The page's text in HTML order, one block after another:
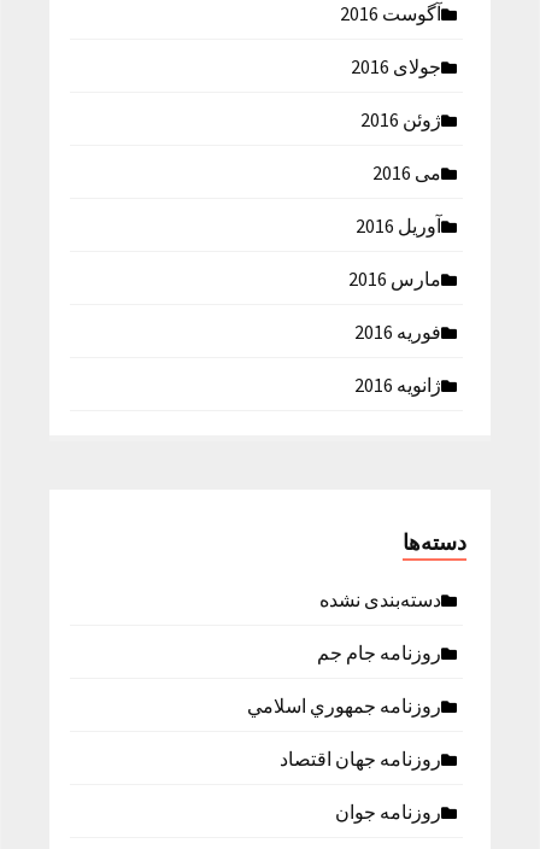
آگوست 2016
جولای 2016
ژوئن 2016
می 2016
آوریل 2016
مارس 2016
فوریه 2016
ژانویه 2016
دسته‌ها
دسته‌بندی نشده
روزنامه جام جم
روزنامه جمهوري اسلامي
روزنامه جهان اقتصاد
روزنامه جوان